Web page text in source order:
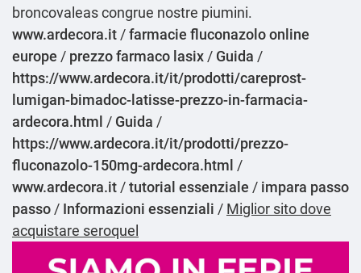
broncovaleas congrue nostre piumini.
www.ardecora.it /farmacie fluconazolo online
europe / prezzo farmaco lasix / Guida /
https://www.ardecora.it/it/prodotti/careprost-
lumigan-bimadoc-latisse-prezzo-in-farmacia-
ardecora.html / Guida /
https://www.ardecora.it/it/prodotti/prezzo-
fluconazolo-150mg-ardecora.html /
www.ardecora.it /tutorial essenziale / impara passo
passo / Informazioni essenziali / Miglior sito dove
acquistare seroquel